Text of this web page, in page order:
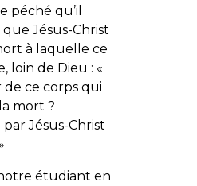
péché qu’il
Jésus-Christ
à laquelle ce
loin de Dieu : «
ce corps qui
mort ?
Jésus-Christ
étudiant en